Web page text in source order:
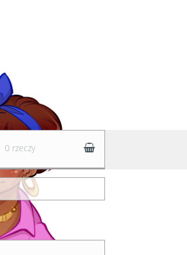
0 rzeczy